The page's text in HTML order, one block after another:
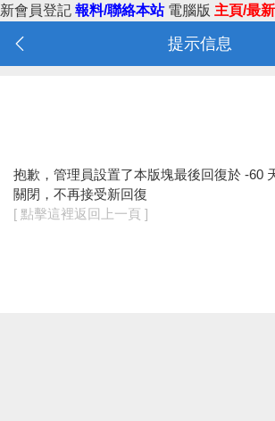
新會員登記 報料/聯絡本站 電腦版 主頁/最
提示信息
抱歉，管理員設置了本版塊最後回復於 -60
關閉，不再接受新回復
[ 點擊這裡返回上一頁 ]